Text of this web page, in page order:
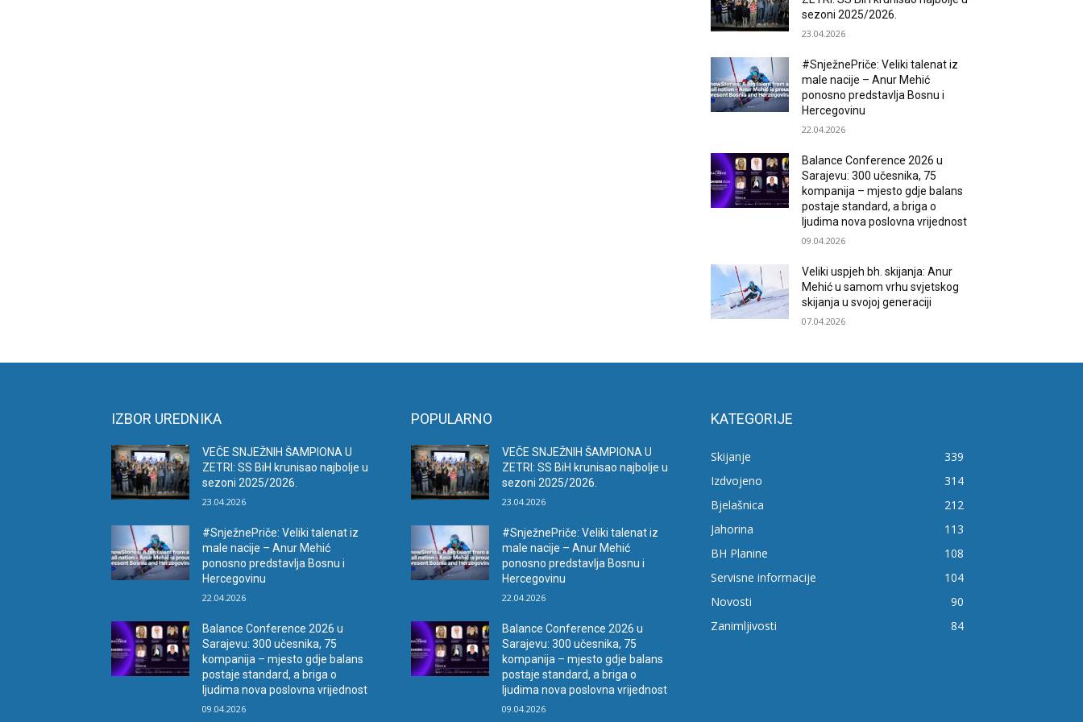
sezoni 2025/2026.
23.04.2026
#SnježnePriče: Veliki talenat iz
male nacije – Anur Mehić
ponosno predstavlja Bosnu i
Hercegovinu
22.04.2026
Balance Conference 2026 u
Sarajevu: 300 učesnika, 75
kompanija – mjesto gdje balans
postaje standard, a briga o
ljudima nova poslovna vrijednost
09.04.2026
Veliki uspjeh bh. skijanja: Anur
Mehić u samom vrhu svjetskog
skijanja u svojoj generaciji
07.04.2026
IZBOR UREDNIKA
VEČE SNJEŽNIH ŠAMPIONA U
ZETRI: SS BiH krunisao najbolje u
sezoni 2025/2026.
23.04.2026
#SnježnePriče: Veliki talenat iz
male nacije – Anur Mehić
ponosno predstavlja Bosnu i
Hercegovinu
22.04.2026
Balance Conference 2026 u
Sarajevu: 300 učesnika, 75
kompanija – mjesto gdje balans
postaje standard, a briga o
ljudima nova poslovna vrijednost
09.04.2026
POPULARNO
VEČE SNJEŽNIH ŠAMPIONA U
ZETRI: SS BiH krunisao najbolje u
sezoni 2025/2026.
23.04.2026
#SnježnePriče: Veliki talenat iz
male nacije – Anur Mehić
ponosno predstavlja Bosnu i
Hercegovinu
22.04.2026
Balance Conference 2026 u
Sarajevu: 300 učesnika, 75
kompanija – mjesto gdje balans
postaje standard, a briga o
ljudima nova poslovna vrijednost
09.04.2026
KATEGORIJE
Skijanje
339
Izdvojeno
314
Bjelašnica
212
Jahorina
113
BH Planine
108
Servisne informacije
104
Novosti
90
Zanimljivosti
84